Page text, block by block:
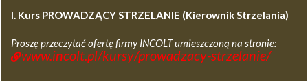
I. Kurs PROWADZĄCY STRZELANIE (Kierownik Strzelania)
Proszę przeczytać ofertę firmy INCOLT umieszczoną na stronie:
www.incolt.pl/kursy/prowadzacy-strzelanie/